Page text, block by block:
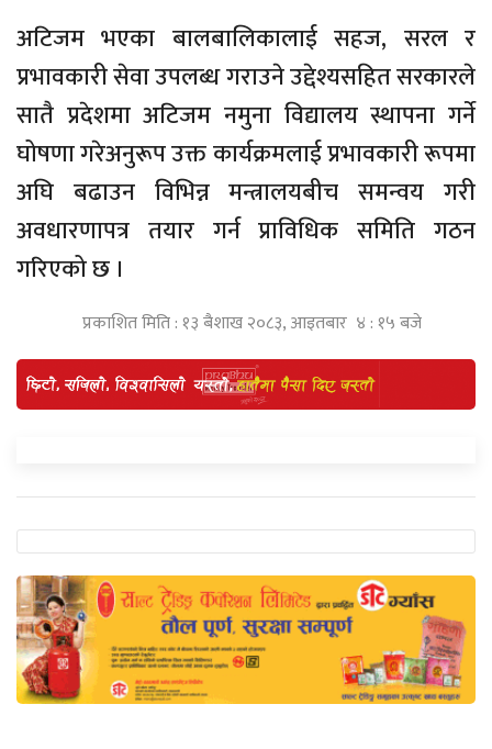
अटिजम भएका बालबालिकालाई सहज, सरल र
प्रभावकारी सेवा उपलब्ध गराउने उद्देश्यसहित सरकारले
सातै प्रदेशमा अटिजम नमुना विद्यालय स्थापना गर्ने
घोषणा गरेअनुरूप उक्त कार्यक्रमलाई प्रभावकारी रूपमा
अघि बढाउन विभिन्न मन्त्रालयबीच समन्वय गरी
अवधारणापत्र तयार गर्न प्राविधिक समिति गठन
गरिएको छ ।
प्रकाशित मिति : १३ बैशाख २०८३, आइतबार ४ : १५ बजे